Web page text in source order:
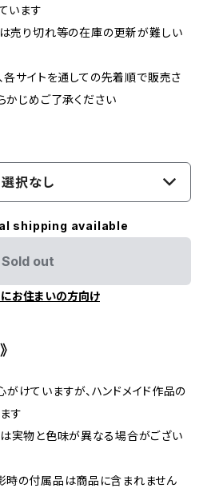
います
売り切れ等の在庫の更新が難しい
各サイトを通しての先着順で販売さ
かじめご了承ください
選択なし
shipping available
Sold out
お住まいの方向け
けていますが、ハンドメイド作品の
す
は実物と色味が異なる場合がござい
時の付属品は商品に含まれません